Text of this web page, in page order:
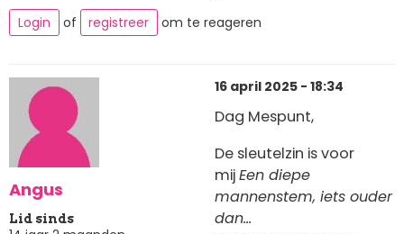
Login of registreer om te reageren
Angus
Lid sinds
16 april 2025 - 18:34
Dag Mespunt,
De sleutelzin is voor
mijEen diepe
mannenstem, iets ouder
dan…